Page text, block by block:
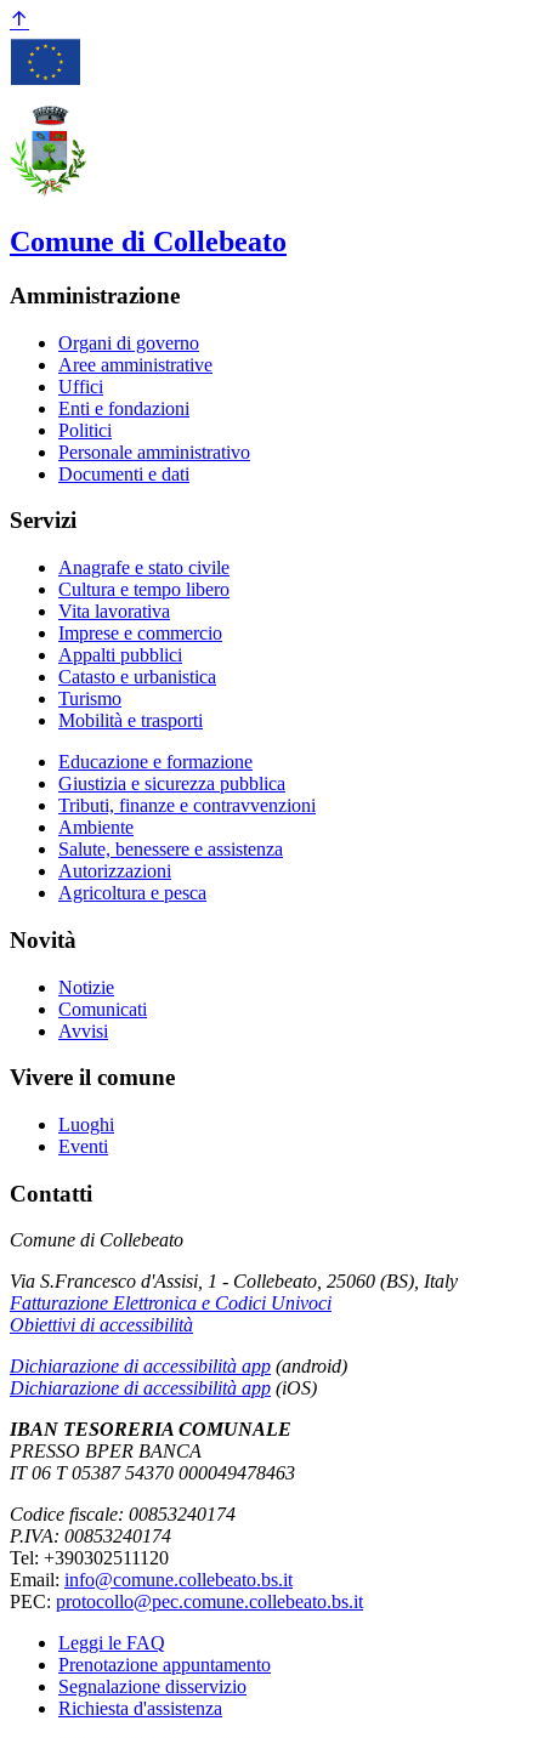
Comune di Collebeato
Amministrazione
Organi di governo
Aree amministrative
Uffici
Enti e fondazioni
Politici
Personale amministrativo
Documenti e dati
Servizi
Anagrafe e stato civile
Cultura e tempo libero
Vita lavorativa
Imprese e commercio
Appalti pubblici
Catasto e urbanistica
Turismo
Mobilità e trasporti
Educazione e formazione
Giustizia e sicurezza pubblica
Tributi, finanze e contravvenzioni
Ambiente
Salute, benessere e assistenza
Autorizzazioni
Agricoltura e pesca
Novità
Notizie
Comunicati
Avvisi
Vivere il comune
Luoghi
Eventi
Contatti
Comune di Collebeato
Via S.Francesco d'Assisi, 1 - Collebeato, 25060 (BS), Italy
Fatturazione Elettronica e Codici Univoci
Obiettivi di accessibilità
Dichiarazione di accessibilità app (android)
Dichiarazione di accessibilità app (iOS)
IBAN TESORERIA COMUNALE
PRESSO BPER BANCA
IT 06 T 05387 54370 000049478463
Codice fiscale: 00853240174
P.IVA: 00853240174
Tel: +390302511120
Email: info@comune.collebeato.bs.it
PEC: protocollo@pec.comune.collebeato.bs.it
Leggi le FAQ
Prenotazione appuntamento
Segnalazione disservizio
Richiesta d'assistenza